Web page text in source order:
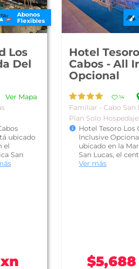
Abonos
Flexibles
Los
Del
Ver Mapa
ubicado
el
San
Hotel
Cabos - All
Opcional
14
Familiar - Cabo San
Plan Solo Hospedaje
Hotel Tesoro Los
Inclusive
ubicado en la
San Lucas, el
Ver más